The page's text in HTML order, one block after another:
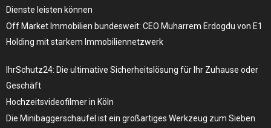
Dienste leisten können
Off Market Immobilien bundesweit: CEO Muharrem Erdogdu von E1
Holding mit starkem Immobiliennetzwerk
IhrSchutz24: Die ultimative Sicherheitslösung für Ihr Zuhause oder
Geschäft
Hochzeitsvideofilmer in Köln
Die Minibaggerschaufel ist ein großartiges Werkzeug zum Sieben